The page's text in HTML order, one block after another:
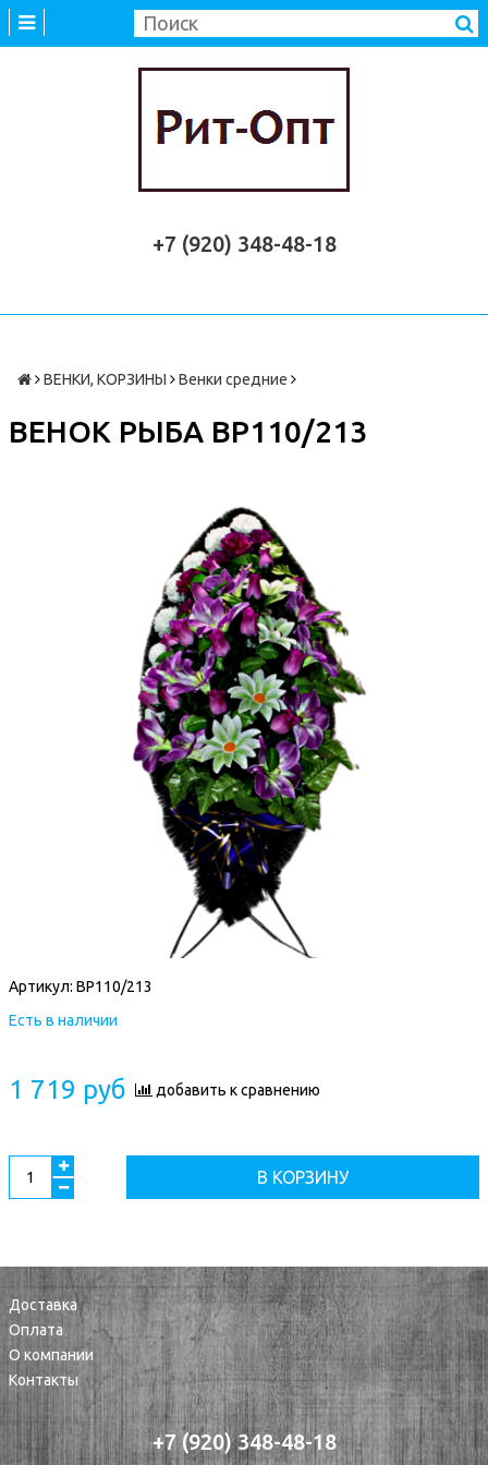
+7 (920) 348-48-18
ВЕНКИ, КОРЗИНЫ Венки средние
ВЕНОК РЫБА ВР110/213
Артикул: ВР110/213
Есть в наличии
1 719 руб добавить к сравнению
В КОРЗИНУ
Доставка
Оплата
О компании
Контакты
+7 (920) 348-48-18